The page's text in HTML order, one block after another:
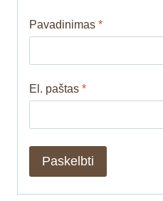
Pavadinimas *
El. paštas *